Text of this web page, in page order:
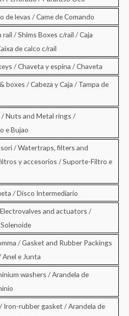
de levas / Came de Comando
/ Shims Boxes c/rail / Caja
de calco c/rail
/ Chaveta y espina / Chaveta
boxes / Cabeza y Caja / Tampa de
/ Nuts and Metal rings /
e Bujao
/ Watertraps, filters and
y accesorios / Suporte-Filtro e
/ Disco Intermediario
and actuators /
/ Gasket and Rubber Packings
e Junta
washers / Arandela de
Iron-rubber gasket / Arandela de